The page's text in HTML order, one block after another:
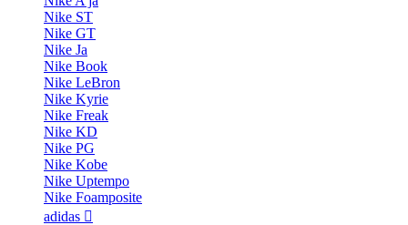
Nike ST
Nike GT
Nike Ja
Nike Book
Nike LeBron
Nike Kyrie
Nike Freak
Nike KD
Nike PG
Nike Kobe
Nike Uptempo
Nike Foamposite
adidas